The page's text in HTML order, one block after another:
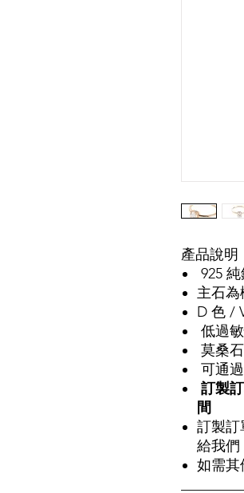
產品說明
925
主石
D 色 /
低過
莫桑
可通
訂製
間
訂製訂
給我們
如需其